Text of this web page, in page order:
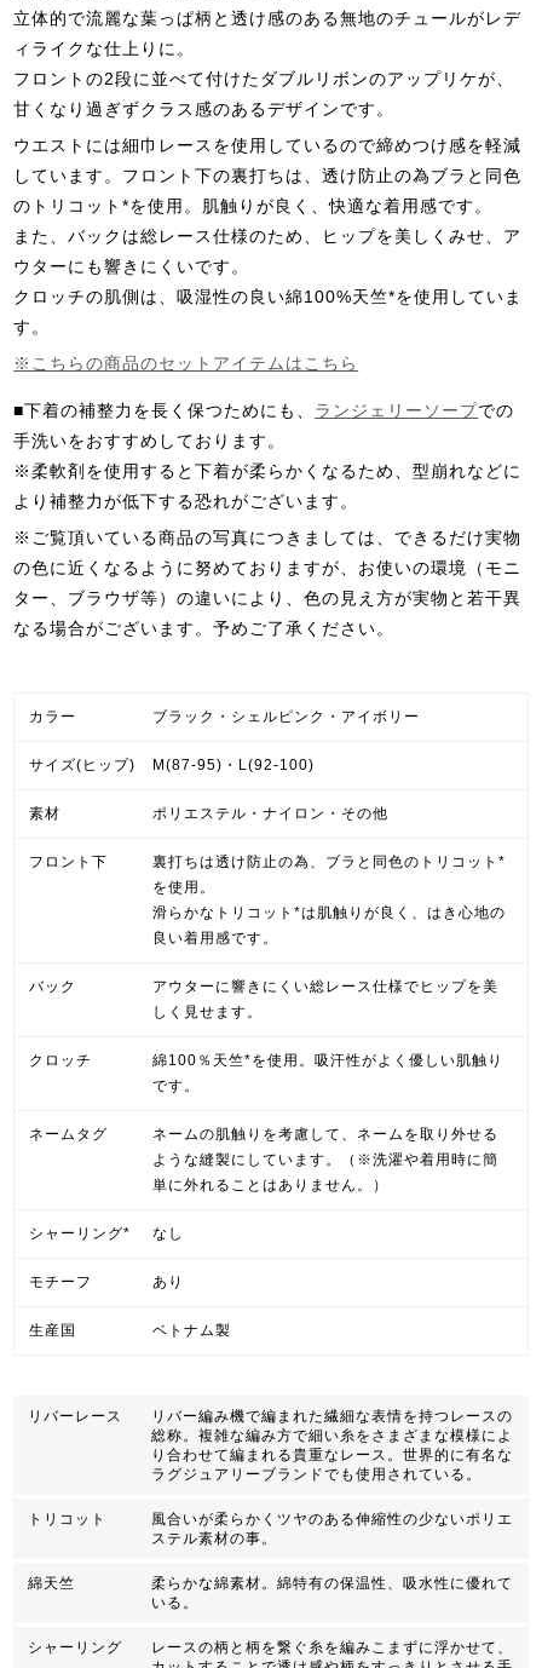
立体的で流麗な葉っぱ柄と透け感のある無地のチュールがレデ
ィライクな仕上りに。
フロントの2段に並べて付けたダブルリボンのアップリケが、
甘くなり過ぎずクラス感のあるデザインです。
ウエストには細巾レースを使用しているので締めつけ感を軽減
しています。フロント下の裏打ちは、透け防止の為ブラと同色
のトリコット*を使用。肌触りが良く、快適な着用感です。
また、バックは総レース仕様のため、ヒップを美しくみせ、ア
ウターにも響きにくいです。
クロッチの肌側は、吸湿性の良い綿100%天竺*を使用していま
す。
※こちらの商品のセットアイテムはこちら
■下着の補整力を長く保つためにも、 ランジェリーソープでの
手洗いをおすすめしております。
※柔軟剤を使用すると下着が柔らかくなるため、型崩れなどに
より補整力が低下する恐れがございます。
※ご覧頂いている商品の写真につきましては、できるだけ実物
の色に近くなるように努めておりますが、お使いの環境（モニ
ター、ブラウザ等）の違いにより、色の見え方が実物と若干異
なる場合がございます。予めご了承ください。
カラー ブラック・シェルピンク・アイボリー
サイズ(ヒップ) M(87-95)・L(92-100)
素材 ポリエステル・ナイロン・その他
フロント下
裏打ちは透け防止の為、ブラと同色のトリコット*
を使用。
滑らかなトリコット*は肌触りが良く、はき心地の
良い着用感です。
バック
アウターに響きにくい総レース仕様でヒップを美
しく見せます。
クロッチ
綿100％天竺*を使用。吸汗性がよく優しい肌触り
です。
ネームタグ
ネームの肌触りを考慮して、ネームを取り外せる
ような縫製にしています。（※洗濯や着用時に簡
単に外れることはありません。）
シャーリング* なし
モチーフ あり
生産国 ベトナム製
リバーレース
リバー編み機で編まれた繊細な表情を持つレースの
総称。複雑な編み方で細い糸をさまざまな模様によ
り合わせて編まれる貴重なレース。世界的に有名な
ラグジュアリーブランドでも使用されている。
トリコット
風合いが柔らかくツヤのある伸縮性の少ないポリエ
ステル素材の事。
綿天竺
柔らかな綿素材。綿特有の保温性、吸水性に優れて
いる。
シャーリング
レースの柄と柄を繋ぐ糸を編みこまずに浮かせて、